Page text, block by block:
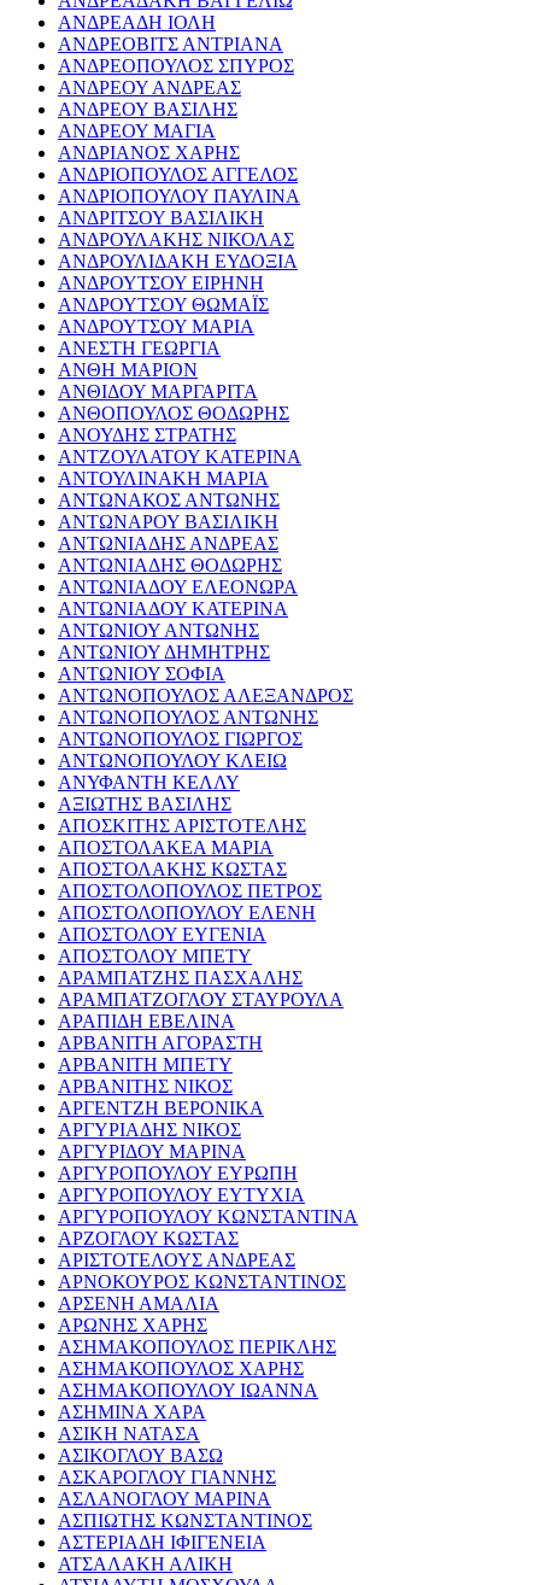
ΑΝΔΡΕΑΔΗ ΙΟΛΗ
ΑΝΔΡΕΟΒΙΤΣ ΑΝΤΡΙΑΝΑ
ΑΝΔΡΕΟΠΟΥΛΟΣ ΣΠΥΡΟΣ
ΑΝΔΡΕΟΥ ΑΝΔΡΕΑΣ
ΑΝΔΡΕΟΥ ΒΑΣΙΛΗΣ
ΑΝΔΡΕΟΥ ΜΑΓΙΑ
ΑΝΔΡΙΑΝΟΣ ΧΑΡΗΣ
ΑΝΔΡΙΟΠΟΥΛΟΣ ΑΓΓΕΛΟΣ
ΑΝΔΡΙΟΠΟΥΛΟΥ ΠΑΥΛΙΝΑ
ΑΝΔΡΙΤΣΟΥ ΒΑΣΙΛΙΚΗ
ΑΝΔΡΟΥΛΑΚΗΣ ΝΙΚΟΛΑΣ
ΑΝΔΡΟΥΛΙΔΑΚΗ ΕΥΔΟΞΙΑ
ΑΝΔΡΟΥΤΣΟΥ ΕΙΡΗΝΗ
ΑΝΔΡΟΥΤΣΟΥ ΘΩΜΑΪΣ
ΑΝΔΡΟΥΤΣΟΥ ΜΑΡΙΑ
ΑΝΕΣΤΗ ΓΕΩΡΓΙΑ
ΑΝΘΗ ΜΑΡΙΟΝ
ΑΝΘΙΔΟΥ ΜΑΡΓΑΡΙΤΑ
ΑΝΘΟΠΟΥΛΟΣ ΘΟΔΩΡΗΣ
ΑΝΟΥΔΗΣ ΣΤΡΑΤΗΣ
ΑΝΤΖΟΥΛΑΤΟΥ ΚΑΤΕΡΙΝΑ
ΑΝΤΟΥΛΙΝΑΚΗ ΜΑΡΙΑ
ΑΝΤΩΝΑΚΟΣ ΑΝΤΩΝΗΣ
ΑΝΤΩΝΑΡΟΥ ΒΑΣΙΛΙΚΗ
ΑΝΤΩΝΙΑΔΗΣ ΑΝΔΡΕΑΣ
ΑΝΤΩΝΙΑΔΗΣ ΘΟΔΩΡΗΣ
ΑΝΤΩΝΙΑΔΟΥ ΕΛΕΟΝΩΡΑ
ΑΝΤΩΝΙΑΔΟΥ ΚΑΤΕΡΙΝΑ
ΑΝΤΩΝΙΟΥ ΑΝΤΩΝΗΣ
ΑΝΤΩΝΙΟΥ ΔΗΜΗΤΡΗΣ
ΑΝΤΩΝΙΟΥ ΣΟΦΙΑ
ΑΝΤΩΝΟΠΟΥΛΟΣ ΑΛΕΞΑΝΔΡΟΣ
ΑΝΤΩΝΟΠΟΥΛΟΣ ΑΝΤΩΝΗΣ
ΑΝΤΩΝΟΠΟΥΛΟΣ ΓΙΩΡΓΟΣ
ΑΝΤΩΝΟΠΟΥΛΟΥ ΚΛΕΙΩ
ΑΝΥΦΑΝΤΗ ΚΕΛΛΥ
ΑΞΙΩΤΗΣ ΒΑΣΙΛΗΣ
ΑΠΟΣΚΙΤΗΣ ΑΡΙΣΤΟΤΕΛΗΣ
ΑΠΟΣΤΟΛΑΚΕΑ ΜΑΡΙΑ
ΑΠΟΣΤΟΛΑΚΗΣ ΚΩΣΤΑΣ
ΑΠΟΣΤΟΛΟΠΟΥΛΟΣ ΠΕΤΡΟΣ
ΑΠΟΣΤΟΛΟΠΟΥΛΟΥ ΕΛΕΝΗ
ΑΠΟΣΤΟΛΟΥ ΕΥΓΕΝΙΑ
ΑΠΟΣΤΟΛΟΥ ΜΠΕΤΥ
ΑΡΑΜΠΑΤΖΗΣ ΠΑΣΧΑΛΗΣ
ΑΡΑΜΠΑΤΖΟΓΛΟΥ ΣΤΑΥΡΟΥΛΑ
ΑΡΑΠΙΔΗ ΕΒΕΛΙΝΑ
ΑΡΒΑΝΙΤΗ ΑΓΟΡΑΣΤΗ
ΑΡΒΑΝΙΤΗ ΜΠΕΤΥ
ΑΡΒΑΝΙΤΗΣ ΝΙΚΟΣ
ΑΡΓΕΝΤΖΗ ΒΕΡΟΝΙΚΑ
ΑΡΓΥΡΙΑΔΗΣ ΝΙΚΟΣ
ΑΡΓΥΡΙΔΟΥ ΜΑΡΙΝΑ
ΑΡΓΥΡΟΠΟΥΛΟΥ ΕΥΡΩΠΗ
ΑΡΓΥΡΟΠΟΥΛΟΥ ΕΥΤΥΧΙΑ
ΑΡΓΥΡΟΠΟΥΛΟΥ ΚΩΝΣΤΑΝΤΙΝΑ
ΑΡΖΟΓΛΟΥ ΚΩΣΤΑΣ
ΑΡΙΣΤΟΤΕΛΟΥΣ ΑΝΔΡΕΑΣ
ΑΡΝΟΚΟΥΡΟΣ ΚΩΝΣΤΑΝΤΙΝΟΣ
ΑΡΣΕΝΗ ΑΜΑΛΙΑ
ΑΡΩΝΗΣ ΧΑΡΗΣ
ΑΣΗΜΑΚΟΠΟΥΛΟΣ ΠΕΡΙΚΛΗΣ
ΑΣΗΜΑΚΟΠΟΥΛΟΣ ΧΑΡΗΣ
ΑΣΗΜΑΚΟΠΟΥΛΟΥ ΙΩΑΝΝΑ
ΑΣΗΜΙΝΑ ΧΑΡΑ
ΑΣΙΚΗ ΝΑΤΑΣΑ
ΑΣΙΚΟΓΛΟΥ ΒΑΣΩ
ΑΣΚΑΡΟΓΛΟΥ ΓΙΑΝΝΗΣ
ΑΣΛΑΝΟΓΛΟΥ ΜΑΡΙΝΑ
ΑΣΠΙΩΤΗΣ ΚΩΝΣΤΑΝΤΙΝΟΣ
ΑΣΤΕΡΙΑΔΗ ΙΦΙΓΕΝΕΙΑ
ΑΤΣΑΛΑΚΗ ΑΛΙΚΗ